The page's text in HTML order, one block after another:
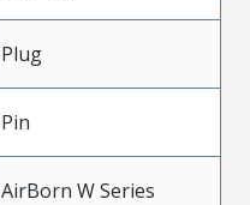
Plug
Pin
AirBorn W Series